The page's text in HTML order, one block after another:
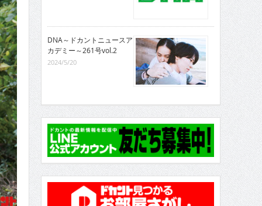
DNA～ドカントニュースア
カデミー～261号vol.2
2024/5/20